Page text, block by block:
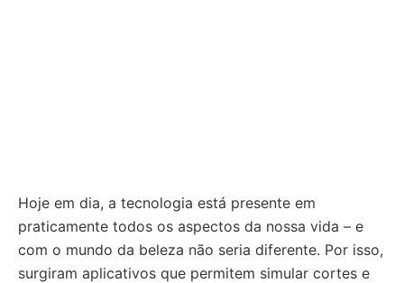
Hoje em dia, a tecnologia está presente em
praticamente todos os aspectos da nossa vida – e
com o mundo da beleza não seria diferente. Por isso,
surgiram aplicativos que permitem simular cortes e